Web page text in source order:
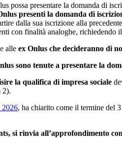
possa presentare la domanda di
presenti la domanda di
dalla sua iscrizione alla
con finalità analoghe,
alle ex Onlus che decideranno di
sono tenute a presentare la
la qualifica di impresa sociale
2).
2026, ha chiarito come il termine del
si rinvia all’approfondimento